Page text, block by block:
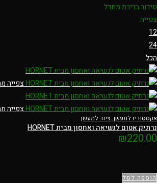
סידור ברירת מחדל
צפייה:
12
24
הכל
צפייה
צפייה
אקססוריז למעשן, ציוד למעשן
נרתיק אטום לנשיאה ואחסון מבית HORNET
₪220.00
הוספה לסל